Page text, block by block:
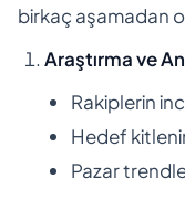
birkaç aşamadan
Araştırma ve
Rakiplerin
Hedef
Pazar